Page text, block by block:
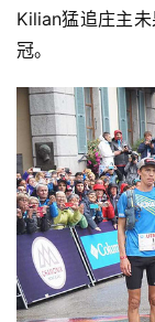
Kilian猛追庄主
冠。